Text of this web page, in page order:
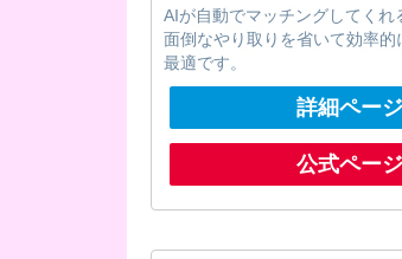
AIが自動でマッチングしてくれ
面倒なやり取りを省いて効率的
最適です。
詳細ページ
公式ページ